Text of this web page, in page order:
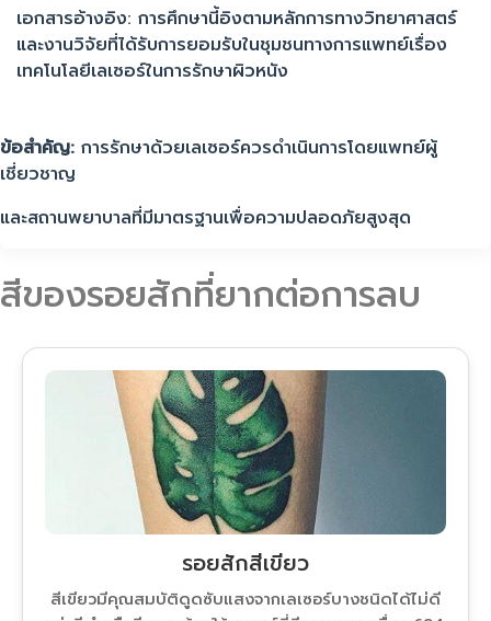
เอกสารอ้างอิง: การศึกษานี้อิงตามหลักการทางวิทยาศาสตร์
และงานวิจัยที่ได้รับการยอมรับในชุมชนทางการแพทย์เรื่อง
เทคโนโลยีเลเซอร์ในการรักษาผิวหนัง
ข้อสำคัญ: การรักษาด้วยเลเซอร์ควรดำเนินการโดยแพทย์ผู้
เชี่ยวชาญ
และสถานพยาบาลที่มีมาตรฐานเพื่อความปลอดภัยสูงสุด
สีของรอยสักที่ยากต่อการลบ
รอยสักสีเขียว
สีเขียวมีคุณสมบัติดูดซับแสงจากเลเซอร์บางชนิดได้ไม่ดี